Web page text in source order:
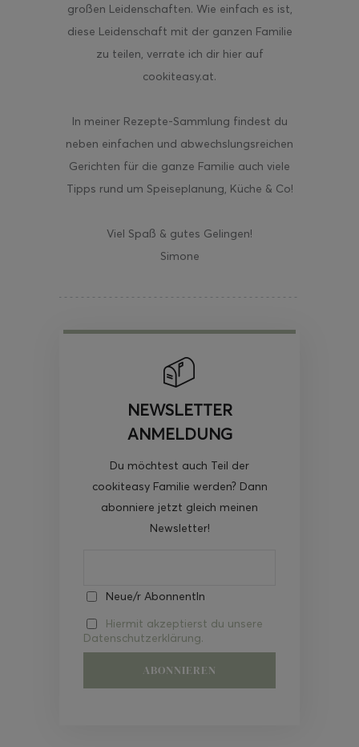
großen Leidenschaften. Wie einfach es ist,
diese Leidenschaft mit der ganzen Familie
zu teilen, verrate ich dir hier auf
cookiteasy.at.
In meiner Rezepte-Sammlung findest du
neben einfachen und abwechslungsreichen
Gerichten für die ganze Familie auch viele
Tipps rund um Speiseplanung, Küche & Co!
Viel Spaß & gutes Gelingen!
Simone
NEWSLETTER
ANMELDUNG
Du möchtest auch Teil der
cookiteasy Familie werden? Dann
abonniere jetzt gleich meinen
Newsletter!
Neue/r AbonnentIn
Hiermit akzeptierst du unsere
Datenschutzerklärung.